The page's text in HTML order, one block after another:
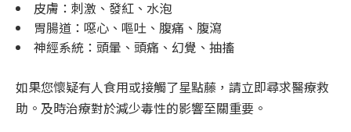
皮膚：刺激、發紅、水泡
胃腸道：噁心、嘔吐、腹痛、腹瀉
神經系統：頭暈、頭痛、幻覺、抽搐
如果您懷疑有人食用或接觸了星點藤，請立即尋求醫療救
助。及時治療對於減少毒性的影響至關重要。